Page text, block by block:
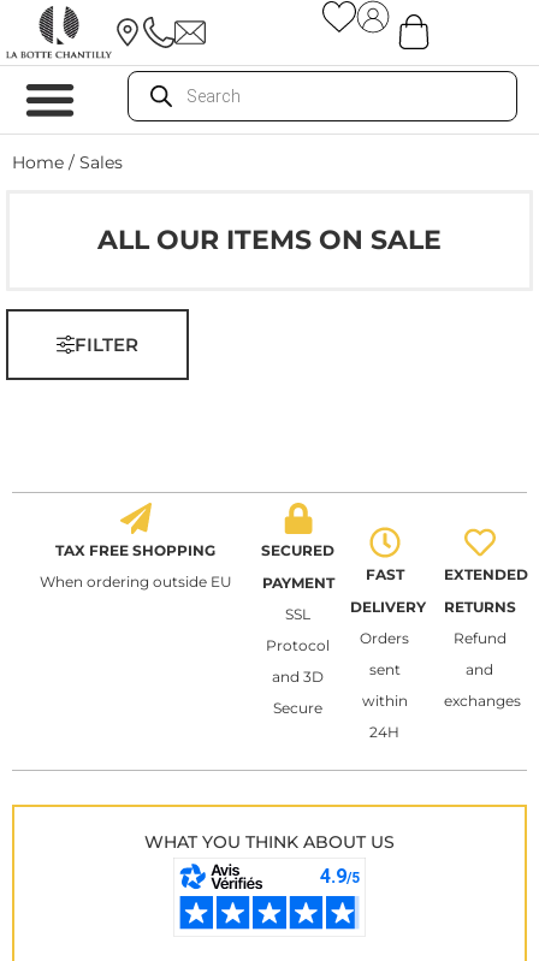
Home / Sales
ALL OUR ITEMS ON SALE
FILTER
TAX FREE SHOPPING
When ordering outside EU
SECURED
PAYMENT
SSL
Protocol
and 3D
Secure
FAST
DELIVERY
Orders
sent
within
24H
EXTENDED
RETURNS
Refund
and
exchanges
WHAT YOU THINK ABOUT US